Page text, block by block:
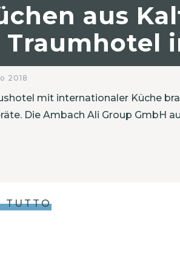
aus
Traumhotel
2018
mit internationaler Küche
Die Ambach Ali Group GmbH
TUTTO